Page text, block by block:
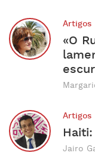
Artigos
«O
Artigos
Jairo